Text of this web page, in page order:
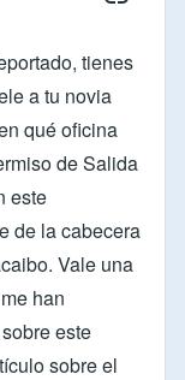
tienes
a tu novia
qué oficina
de Salida
este
de la cabecera
Vale una
han
este
sobre el